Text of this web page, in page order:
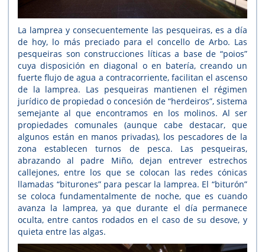
La lamprea y consecuentemente las pesqueiras, es a día
de hoy, lo más preciado para el concello de Arbo. Las
pesqueiras son construcciones líticas a base de “poios”
cuya disposición en diagonal o en batería, creando un
fuerte flujo de agua a contracorriente, facilitan el ascenso
de la lamprea. Las pesqueiras mantienen el régimen
jurídico de propiedad o concesión de “herdeiros”, sistema
semejante al que encontramos en los molinos. Al ser
propiedades comunales (aunque cabe destacar, que
algunos están en manos privadas), los pescadores de la
zona establecen turnos de pesca. Las pesqueiras,
abrazando al padre Miño, dejan entrever estrechos
callejones, entre los que se colocan las redes cónicas
llamadas “biturones” para pescar la lamprea. El “biturón”
se coloca fundamentalmente de noche, que es cuando
avanza la lamprea, ya que durante el día permanece
oculta, entre cantos rodados en el caso de su desove, y
quieta entre las algas.